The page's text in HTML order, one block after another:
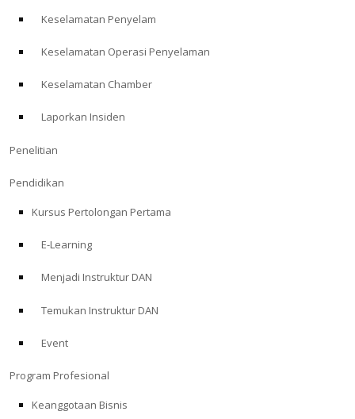
Keselamatan Penyelam
Keselamatan Operasi Penyelaman
Keselamatan Chamber
Laporkan Insiden
Penelitian
Pendidikan
Kursus Pertolongan Pertama
E-Learning
Menjadi Instruktur DAN
Temukan Instruktur DAN
Event
Program Profesional
Keanggotaan Bisnis